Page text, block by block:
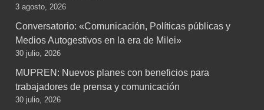
3 agosto, 2026
Conversatorio: «Comunicación, Políticas públicas y
Medios Autogestivos en la era de Milei»
30 julio, 2026
MUPREN: Nuevos planes con beneficios para
trabajadores de prensa y comunicación
30 julio, 2026